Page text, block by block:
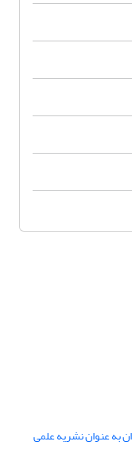
به عنوان نشریه علمی